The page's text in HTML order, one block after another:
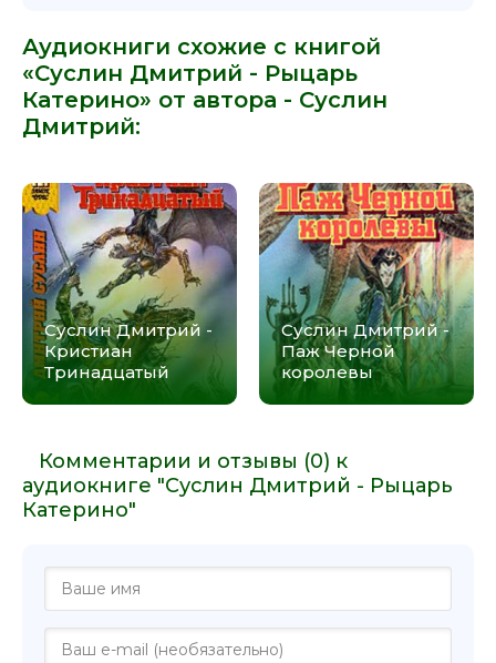
Аудиокниги схожие с книгой
«Суслин Дмитрий - Рыцарь
Катерино» от автора - Суслин
Дмитрий:
Суслин Дмитрий -
Кристиан
Тринадцатый
Суслин Дмитрий -
Паж Черной
королевы
Комментарии и отзывы (0) к
аудиокниге "Суслин Дмитрий - Рыцарь
Катерино"